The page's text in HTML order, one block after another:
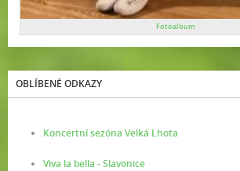
Fotoalbum
OBLÍBENÉ ODKAZY
Koncertní sezóna Velká Lhota
Viva la bella - Slavonice